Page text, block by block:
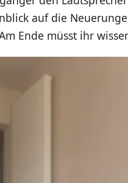
auf die
Ende müsst ihr